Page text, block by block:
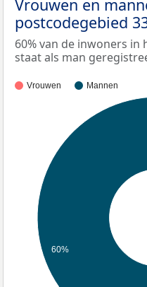
Vrouwen en
postcodegebied
60% van de inwoners in
staat als man
Vrouwen Mannen
60%